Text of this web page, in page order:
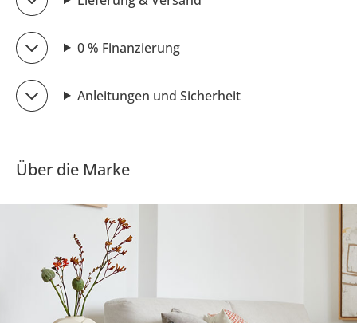
0 % Finanzierung
Anleitungen und Sicherheit
Über die Marke